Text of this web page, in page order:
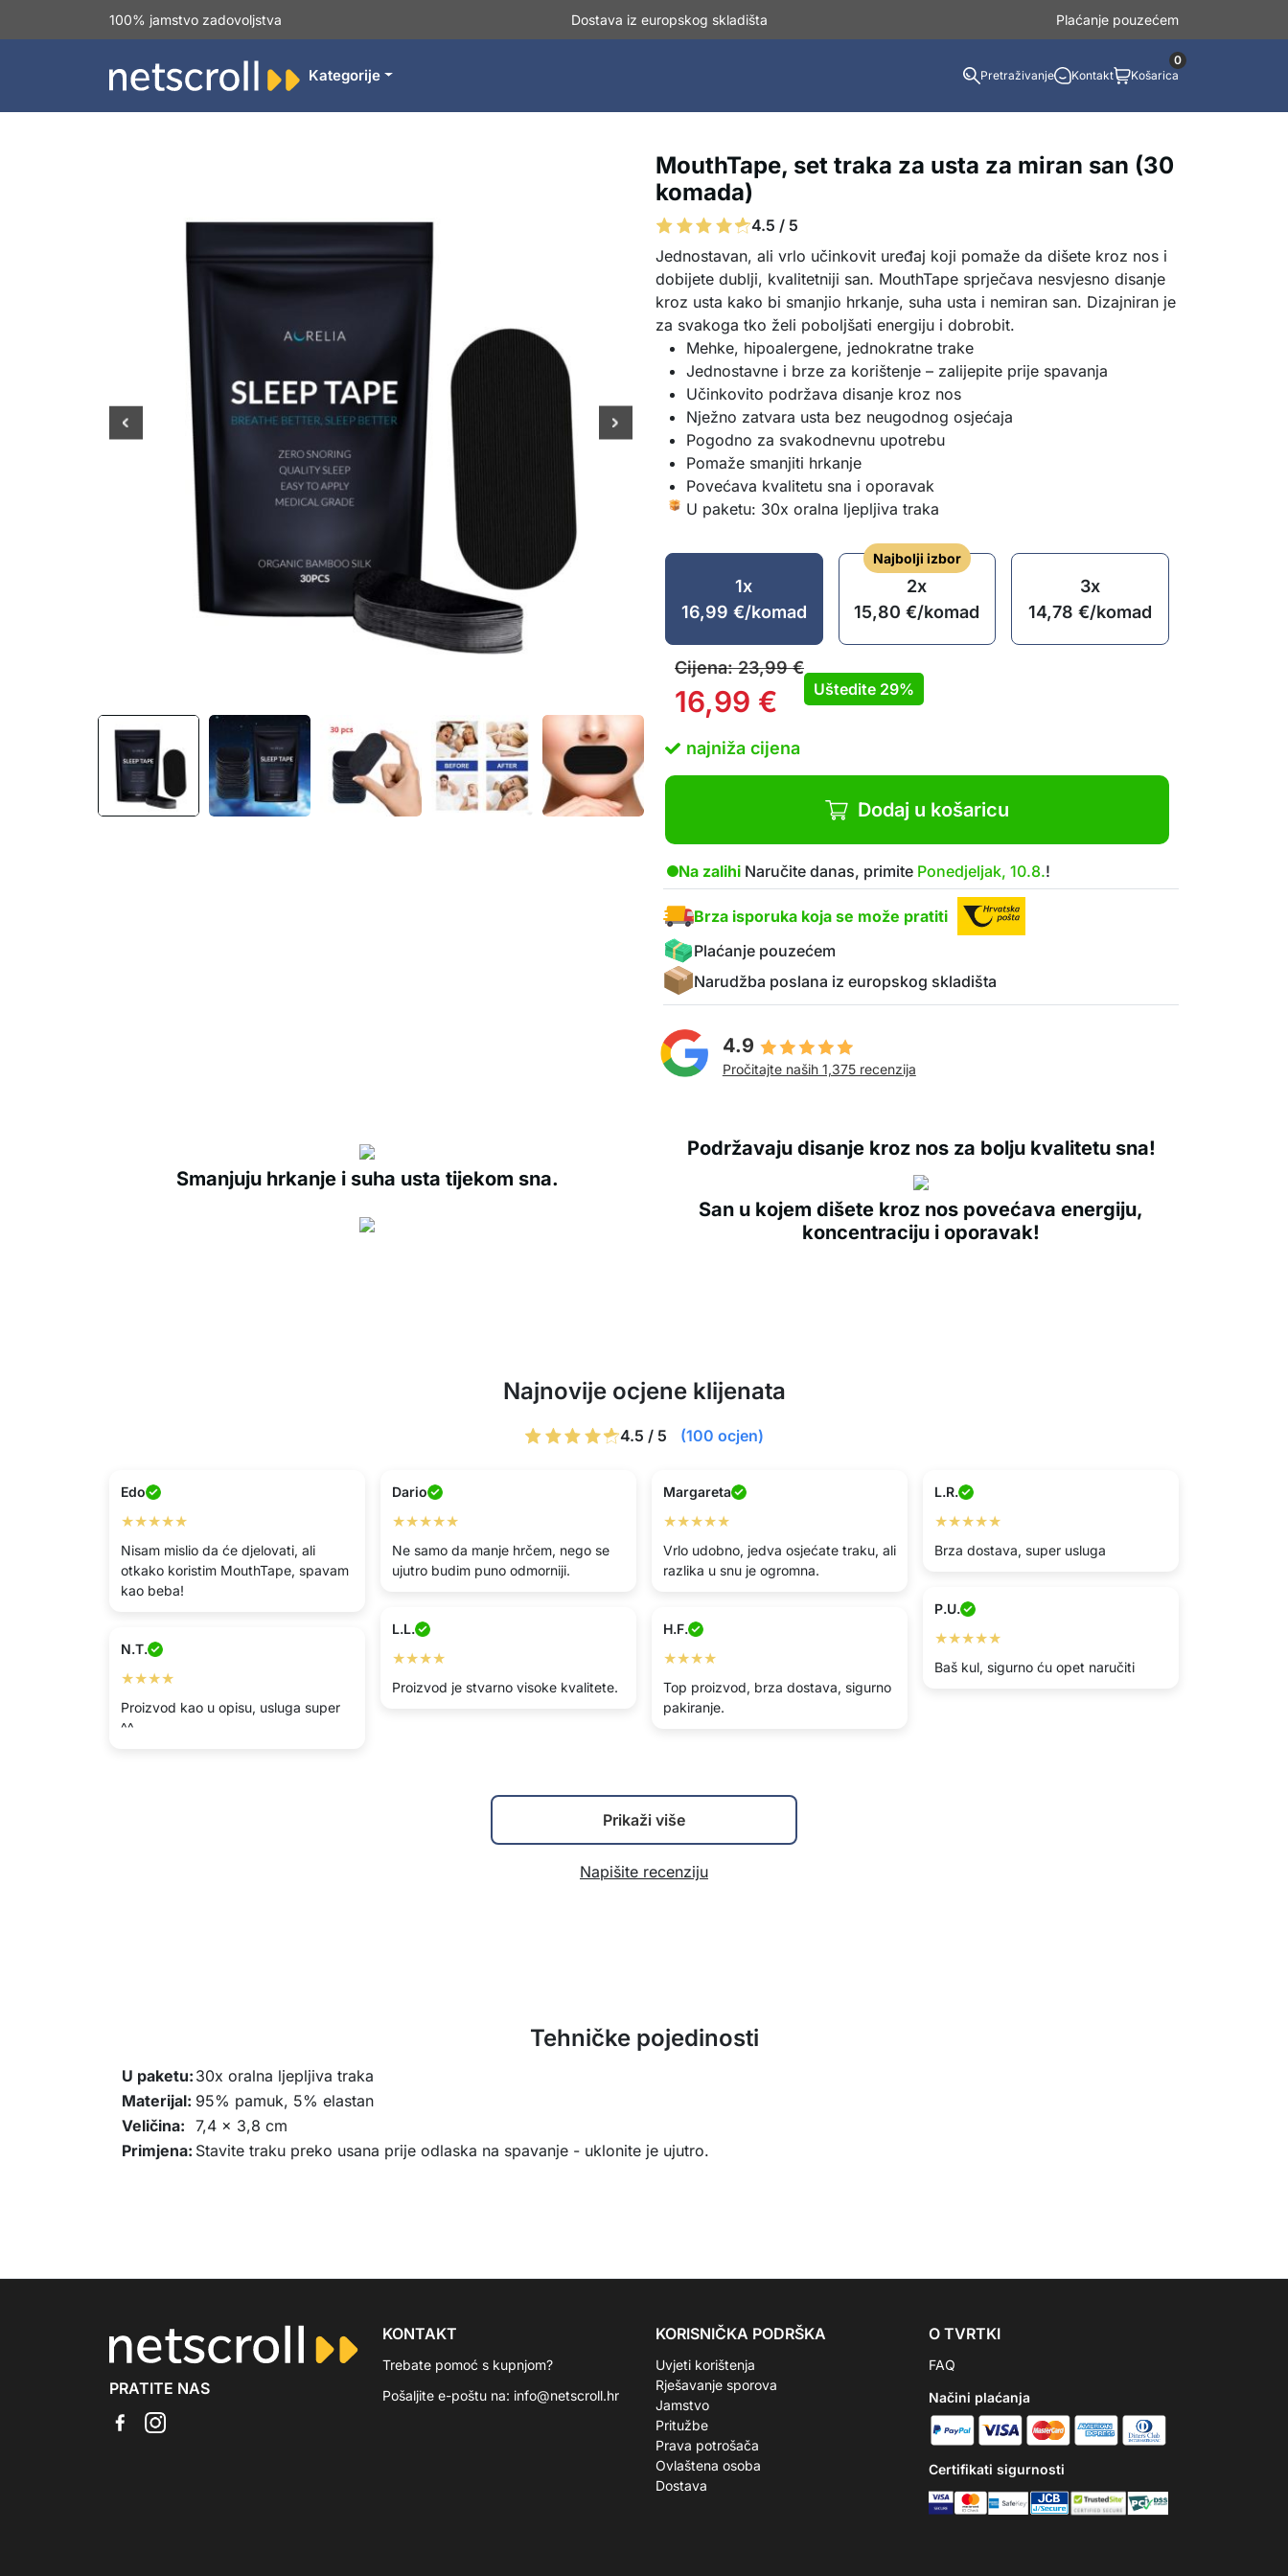
100% jamstvo zadovoljstva Dostava iz europskog skladišta Plaćanje pouzećem
Kategorije Pretraživanje Kontakt Košarica
0
MouthTape, set traka za usta za miran san (30
komada)
4.5 / 5
Jednostavan, ali vrlo učinkovit uređaj koji pomaže da dišete kroz nos i
dobijete dublji, kvalitetniji san. MouthTape sprječava nesvjesno disanje
kroz usta kako bi smanjio hrkanje, suha usta i nemiran san. Dizajniran je
za svakoga tko želi poboljšati energiju i dobrobit.
Mehke, hipoalergene, jednokratne trake
Jednostavne i brze za korištenje – zalijepite prije spavanja
Učinkovito podržava disanje kroz nos
Nježno zatvara usta bez neugodnog osjećaja
Pogodno za svakodnevnu upotrebu
Pomaže smanjiti hrkanje
Povećava kvalitetu sna i oporavak
U paketu: 30x oralna ljepljiva traka
1x
16,99 €/komad
Najbolji izbor
2x
15,80€/komad
3x
14,78€/komad
Cijena:23,99€
16,99 € Uštedite 29%
najniža cijena
Dodaj u košaricu
Na zalihi Naručite danas, primite Ponedjeljak, 10.8.!
Brza isporuka koja se može pratiti
Plaćanje pouzećem
Narudžba poslana iz europskog skladišta
4.9
Pročitajte naših 1,375 recenzija
Podržavaju disanje kroz nos za bolju kvalitetu sna!
Smanjuju hrkanje i suha usta tijekom sna.
San u kojem dišete kroz nos povećava energiju,
koncentraciju i oporavak!
Najnovije ocjene klijenata
4.5 / 5 (100 ocjen)
Edo
★★★★★
Nisam mislio da će djelovati, ali
otkako koristim MouthTape, spavam
kao beba!
Dario
★★★★★
Ne samo da manje hrčem, nego se
ujutro budim puno odmorniji.
Margareta
★★★★★
Vrlo udobno, jedva osjećate traku, ali
razlika u snu je ogromna.
L.R.
★★★★★
Brza dostava, super usluga
P.U.
★★★★★
Baš kul, sigurno ću opet naručiti
L.L.
★★★★
Proizvod je stvarno visoke kvalitete.
H.F.
★★★★
Top proizvod, brza dostava, sigurno
pakiranje.
N.T.
★★★★
Proizvod kao u opisu, usluga super
^^
Prikaži više
Napišite recenziju
Tehničke pojedinosti
U paketu: 30x oralna ljepljiva traka
Materijal: 95% pamuk, 5% elastan
Veličina: 7,4 x 3,8 cm
Primjena: Stavite traku preko usana prije odlaska na spavanje - uklonite je ujutro.
PRATITE NAS
KONTAKT
Trebate pomoć s kupnjom?
Pošaljite e-poštu na: info@netscroll.hr
KORISNIČKA PODRŠKA
Uvjeti korištenja
Rješavanje sporova
Jamstvo
Pritužbe
Prava potrošača
Ovlaštena osoba
Dostava
O TVRTKI
FAQ
Načini plaćanja
Certifikati sigurnosti